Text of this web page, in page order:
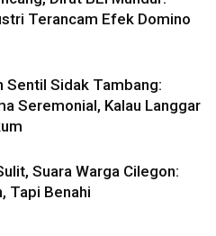
Terancam Efek Domino
Sentil Sidak Tambang:
Seremonial, Kalau Langgar
Suara Warga Cilegon:
Tapi Benahi